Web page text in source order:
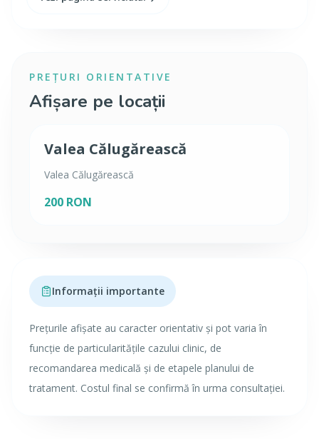
PREȚURI ORIENTATIVE
Afișare pe locații
Valea Călugărească
Valea Călugărească
200 RON
Informații importante
Prețurile afișate au caracter orientativ și pot varia în
funcție de particularitățile cazului clinic, de
recomandarea medicală și de etapele planului de
tratament. Costul final se confirmă în urma consultației.